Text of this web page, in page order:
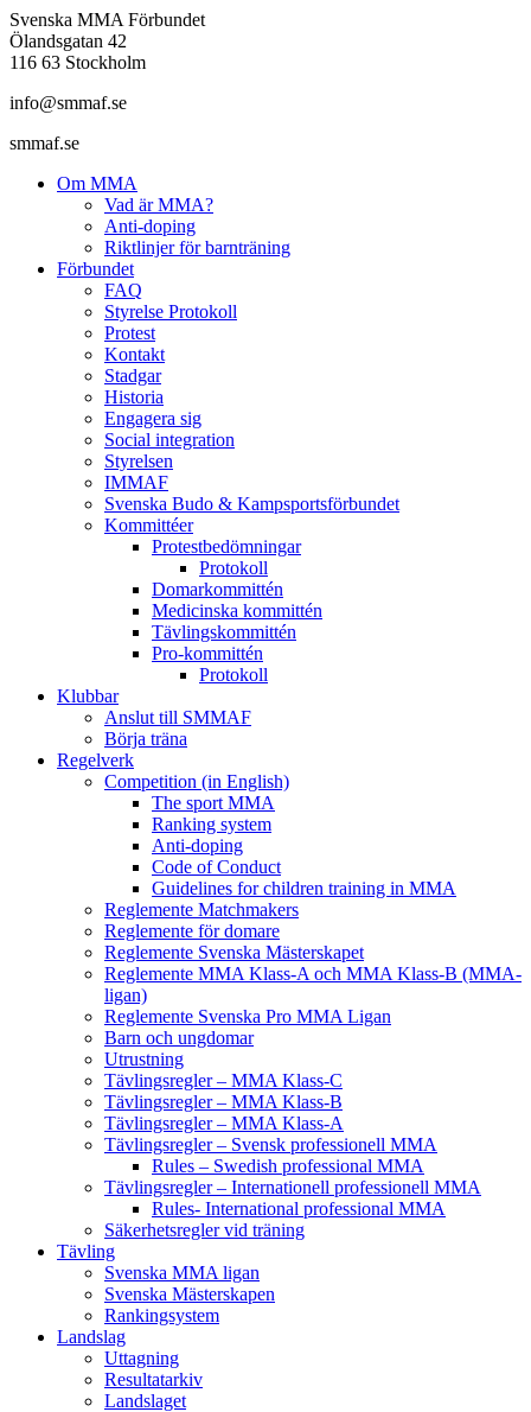
Svenska MMA Förbundet
Ölandsgatan 42
116 63 Stockholm
info@smmaf.se
smmaf.se
Om MMA
Vad är MMA?
Anti-doping
Riktlinjer för barnträning
Förbundet
FAQ
Styrelse Protokoll
Protest
Kontakt
Stadgar
Historia
Engagera sig
Social integration
Styrelsen
IMMAF
Svenska Budo & Kampsportsförbundet
Kommittéer
Protestbedömningar
Protokoll
Domarkommittén
Medicinska kommittén
Tävlingskommittén
Pro-kommittén
Protokoll
Klubbar
Anslut till SMMAF
Börja träna
Regelverk
Competition (in English)
The sport MMA
Ranking system
Anti-doping
Code of Conduct
Guidelines for children training in MMA
Reglemente Matchmakers
Reglemente för domare
Reglemente Svenska Mästerskapet
Reglemente MMA Klass-A och MMA Klass-B (MMA-
ligan)
Reglemente Svenska Pro MMA Ligan
Barn och ungdomar
Utrustning
Tävlingsregler – MMA Klass-C
Tävlingsregler – MMA Klass-B
Tävlingsregler – MMA Klass-A
Tävlingsregler – Svensk professionell MMA
Rules – Swedish professional MMA
Tävlingsregler – Internationell professionell MMA
Rules- International professional MMA
Säkerhetsregler vid träning
Tävling
Svenska MMA ligan
Svenska Mästerskapen
Rankingsystem
Landslag
Uttagning
Resultatarkiv
Landslaget